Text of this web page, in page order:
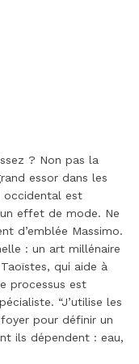
? Non pas la
essor dans les
occidental est
effet de mode. Ne
d’emblée Massimo.
: un art millénaire
qui aide à
processus est
“J’utilise les
pour définir un
ils dépendent : eau,